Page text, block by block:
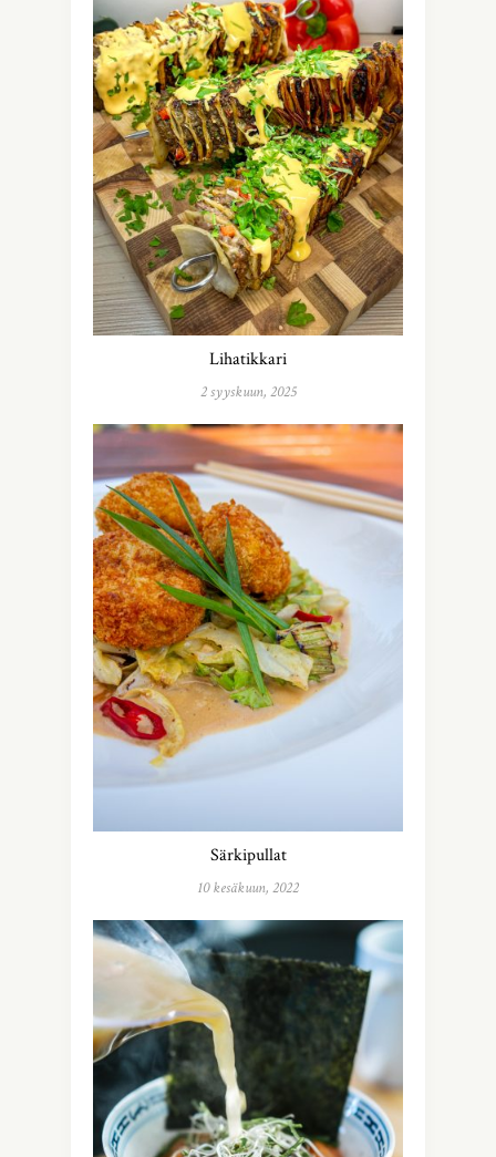
Lihatikkari
2 syyskuun, 2025
Särkipullat
10 kesäkuun, 2022